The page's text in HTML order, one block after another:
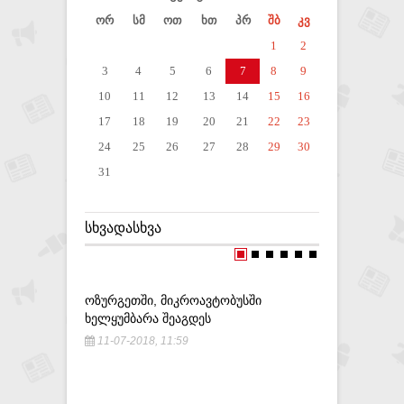
ორ
სმ ოთ ხთ პრ შბ
კვ
1
2
3
4 5 6 7 8
9
10
11 12 13 14 15
16
17
18 19 20 21 22
23
24
25 26 27 28 29
30
31
ᲡᲮᲕᲐᲓᲐᲡᲮᲕᲐ
ᲝᲖᲣᲠᲒᲔᲗᲨᲘ, ᲛᲘᲙᲠᲝᲐᲕᲢᲝᲑᲣᲡᲨᲘ
ᲮᲔᲚᲧᲣᲛᲑᲐᲠᲐ ᲨᲔᲐᲒᲓᲔᲡ
11-07-2018, 11:59